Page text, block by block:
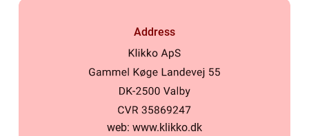
Address
web: www.klikko.dk